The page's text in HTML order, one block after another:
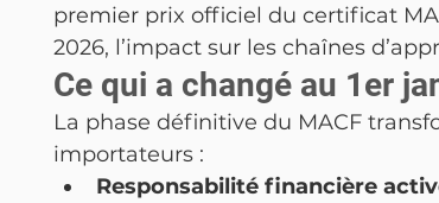
premier prix officiel du certificat
2026, l’impact sur les chaînes
Ce qui a changé au 1er
La phase définitive du MACF
importateurs :
Responsabilité financière